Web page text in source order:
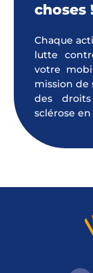
choses
Chaque
lutte
votre
mission de
des
sclérose